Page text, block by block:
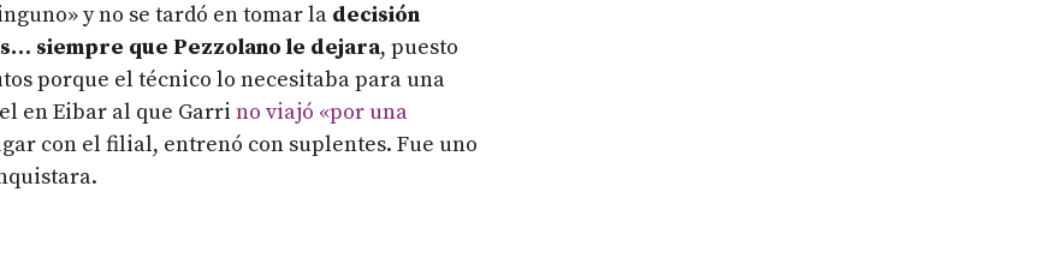
y no se tardó en tomar la decisión
siempre que Pezzolano le dejara, puesto
porque el técnico lo necesitaba para una
en Eibar al que Garri no viajó «por una
con el filial, entrenó con suplentes. Fue uno